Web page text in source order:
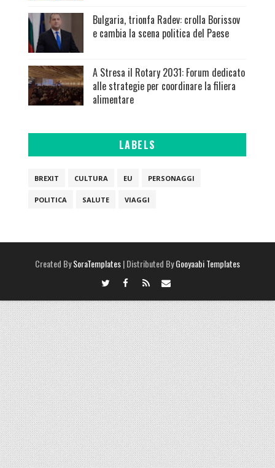
Bulgaria, trionfa Radev: crolla Borissov
e cambia la scena politica del Paese
A Stresa il Rotary 2031: Forum dedicato
alle strategie per coordinare la filiera
alimentare
LABELS
BREXIT CULTURA EU PERSONAGGI
POLITICA SALUTE VIAGGI
Created BySoraTemplates| Distributed ByGooyaabi Templates